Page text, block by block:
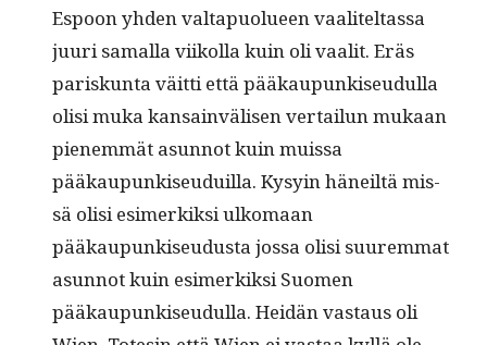
Espoon yhden val­ta­puolueen vaaliteltas­sa
juuri samal­la viikol­la kuin oli vaalit. Eräs
pariskun­ta väit­ti että pääkaupunkiseudul­la
olisi muka kan­sain­välisen ver­tailun mukaan
pienem­mät asun­not kuin muis­sa
pääkaupunkiseuduil­la. Kysyin häneiltä mis­
sä olisi esimerkik­si ulko­maan
pääkaupunkiseudus­ta jos­sa olisi suurem­mat
asun­not kuin esimerkik­si Suomen
pääkaupunkiseudul­la. Hei­dän vas­taus oli